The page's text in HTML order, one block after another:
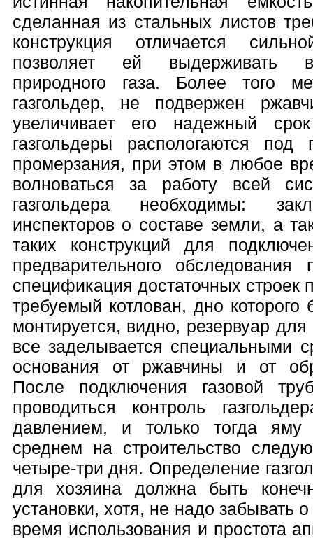
сделанная из стальных листов
конструкция отличается
позволяет ей выдерживать
природного газа. Более того
газгольдер, не подвержен
увеличивает его надежный
газгольдеры распологаются
промерзания, при этом в любое
волноваться за работу всей
газгольдера необходимы:
инспекторов о составе земли, а
таких конструкций для
предварительного обследования
спецификация достаточных строек
требуемый котлован, дно которого
монтируется, видно, резервуар
все заделывается специальными
основания от ржавчины и от
После подключения газовой
проводиться контроль
давлением, и только тогда
среднем на строительство
четыре-три дня. Определение
для хозяина должна быть
установки, хотя, не надо забывать
время использования и простота